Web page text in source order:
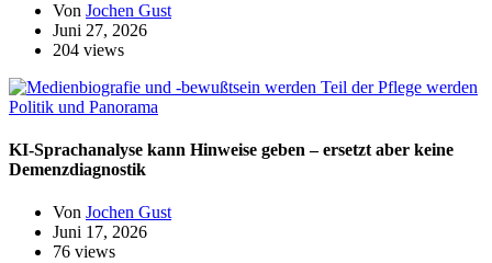
Von Jochen Gust
Juni 27, 2026
204 views
Politik und Panorama
KI-Sprachanalyse kann Hinweise geben – ersetzt aber keine
Demenzdiagnostik
Von Jochen Gust
Juni 17, 2026
76 views